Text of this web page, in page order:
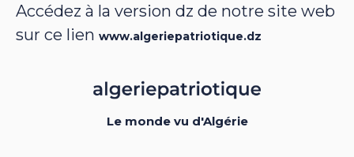
Accédez à la version dz de notre site web
sur ce lien www.algeriepatriotique.dz
Le monde vu d'Algérie